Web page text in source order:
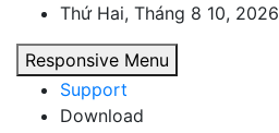
content
Thứ Hai, Tháng 8 10, 2026
Responsive Menu
Support
Download